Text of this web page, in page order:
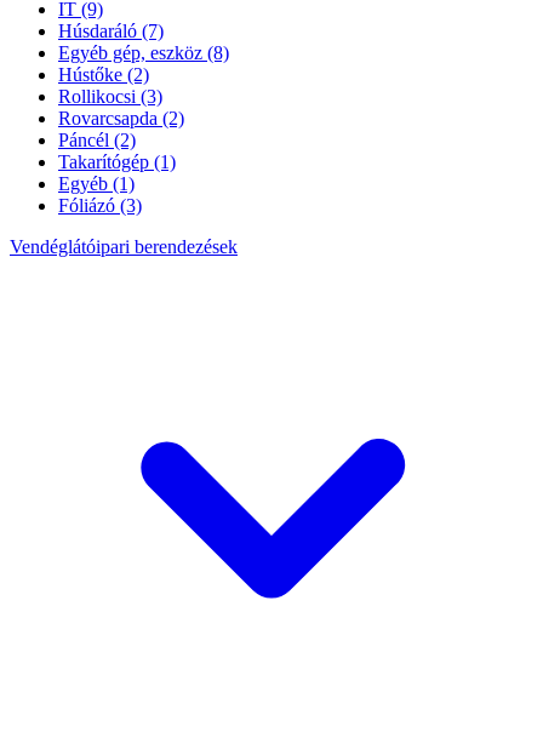
IT (9)
Húsdaráló (7)
Egyéb gép, eszköz (8)
Hústőke (2)
Rollikocsi (3)
Rovarcsapda (2)
Páncél (2)
Takarítógép (1)
Egyéb (1)
Fóliázó (3)
Vendéglátóipari berendezések